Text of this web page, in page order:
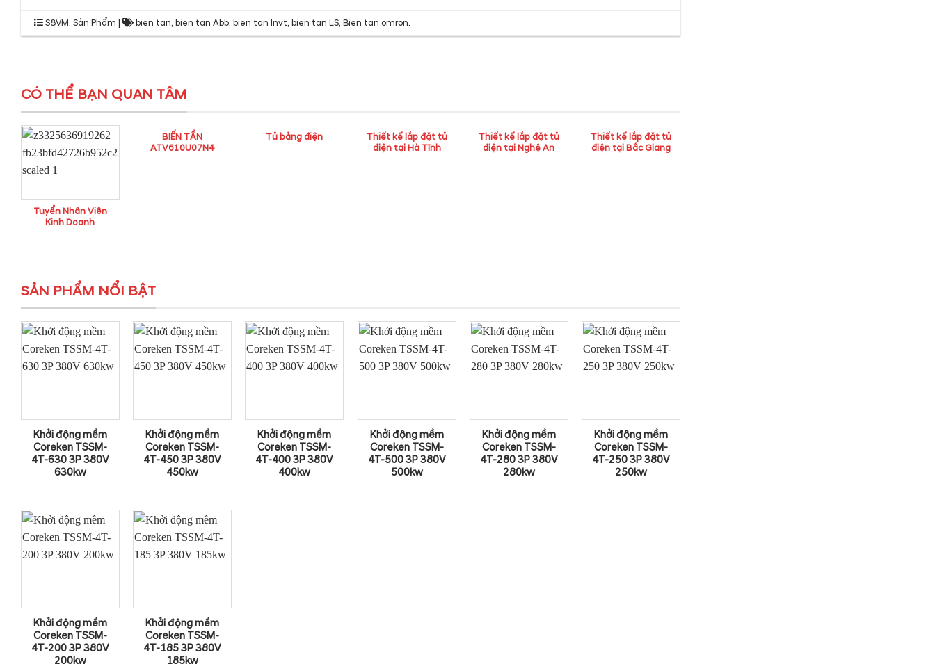
S8VM,Sản Phẩm | bien tan, bien tan Abb, bien tan Invt, bien tan LS,Bien tan omron.
CÓ THỂ BẠN QUAN TÂM
Tuyển Nhân Viên
Kinh Doanh
BIẾN TẦN
ATV610U07N4
Tủ bảng điện
Thiết kế lắp đặt tủ
điện tại Hà Tĩnh
Thiết kế lắp đặt tủ
điện tại Nghệ An
Thiết kế lắp đặt tủ
điện tại Bắc Giang
SẢN PHẨM NỔI BẬT
Khởi động mềm
Coreken TSSM-
4T-630 3P 380V
630kw
Khởi động mềm
Coreken TSSM-
4T-450 3P 380V
450kw
Khởi động mềm
Coreken TSSM-
4T-400 3P 380V
400kw
Khởi động mềm
Coreken TSSM-
4T-500 3P 380V
500kw
Khởi động mềm
Coreken TSSM-
4T-280 3P 380V
280kw
Khởi động mềm
Coreken TSSM-
4T-250 3P 380V
250kw
Khởi động mềm
Coreken TSSM-
4T-200 3P 380V
200kw
Khởi động mềm
Coreken TSSM-
4T-185 3P 380V
185kw